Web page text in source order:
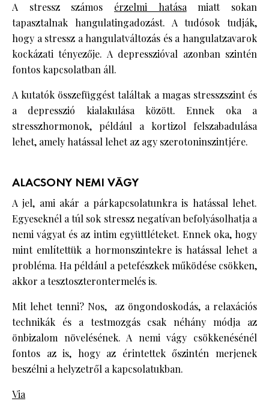
A stressz számos érzelmi hatásamiatt sokan
tapasztalnak hangulatingadozást. A tudósok tudják,
hogy a stressz a hangulatváltozás és a hangulatzavarok
kockázati tényezője. A depresszióval azonban szintén
fontos kapcsolatban áll.
A kutatók összefüggést találtak a magas stresszszint és
a depresszió kialakulása között. Ennek oka a
stresszhormonok, például a kortizol felszabadulása
lehet, amely hatással lehet az agy szerotoninszintjére.
ALACSONY NEMI VÁGY
A jel, ami akár a párkapcsolatunkra is hatással lehet.
Egyeseknél a túl sok stressz negatívan befolyásolhatja a
nemi vágyat és az intim együttléteket. Ennek oka, hogy
mint említettük a hormonszintekre is hatással lehet a
probléma. Ha például a petefészkek működése csökken,
akkor a tesztoszterontermelés is.
Mit lehet tenni? Nos, az öngondoskodás, a relaxációs
technikák és a testmozgás csak néhány módja az
önbizalom növelésének. A nemi vágy csökkenésénél
fontos az is, hogy az érintettek őszintén merjenek
beszélni a helyzetről a kapcsolatukban.
Via